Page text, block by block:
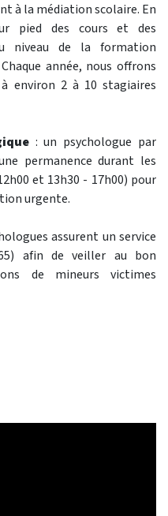
à la médiation scolaire. En
pied des cours et des
niveau de la formation
année, nous offrons
environ 2 à 10 stagiaires
: un psychologue par
permanence durant les
et 13h30 - 17h00) pour
urgente.
assurent un service
afin de veiller au bon
de mineurs victimes